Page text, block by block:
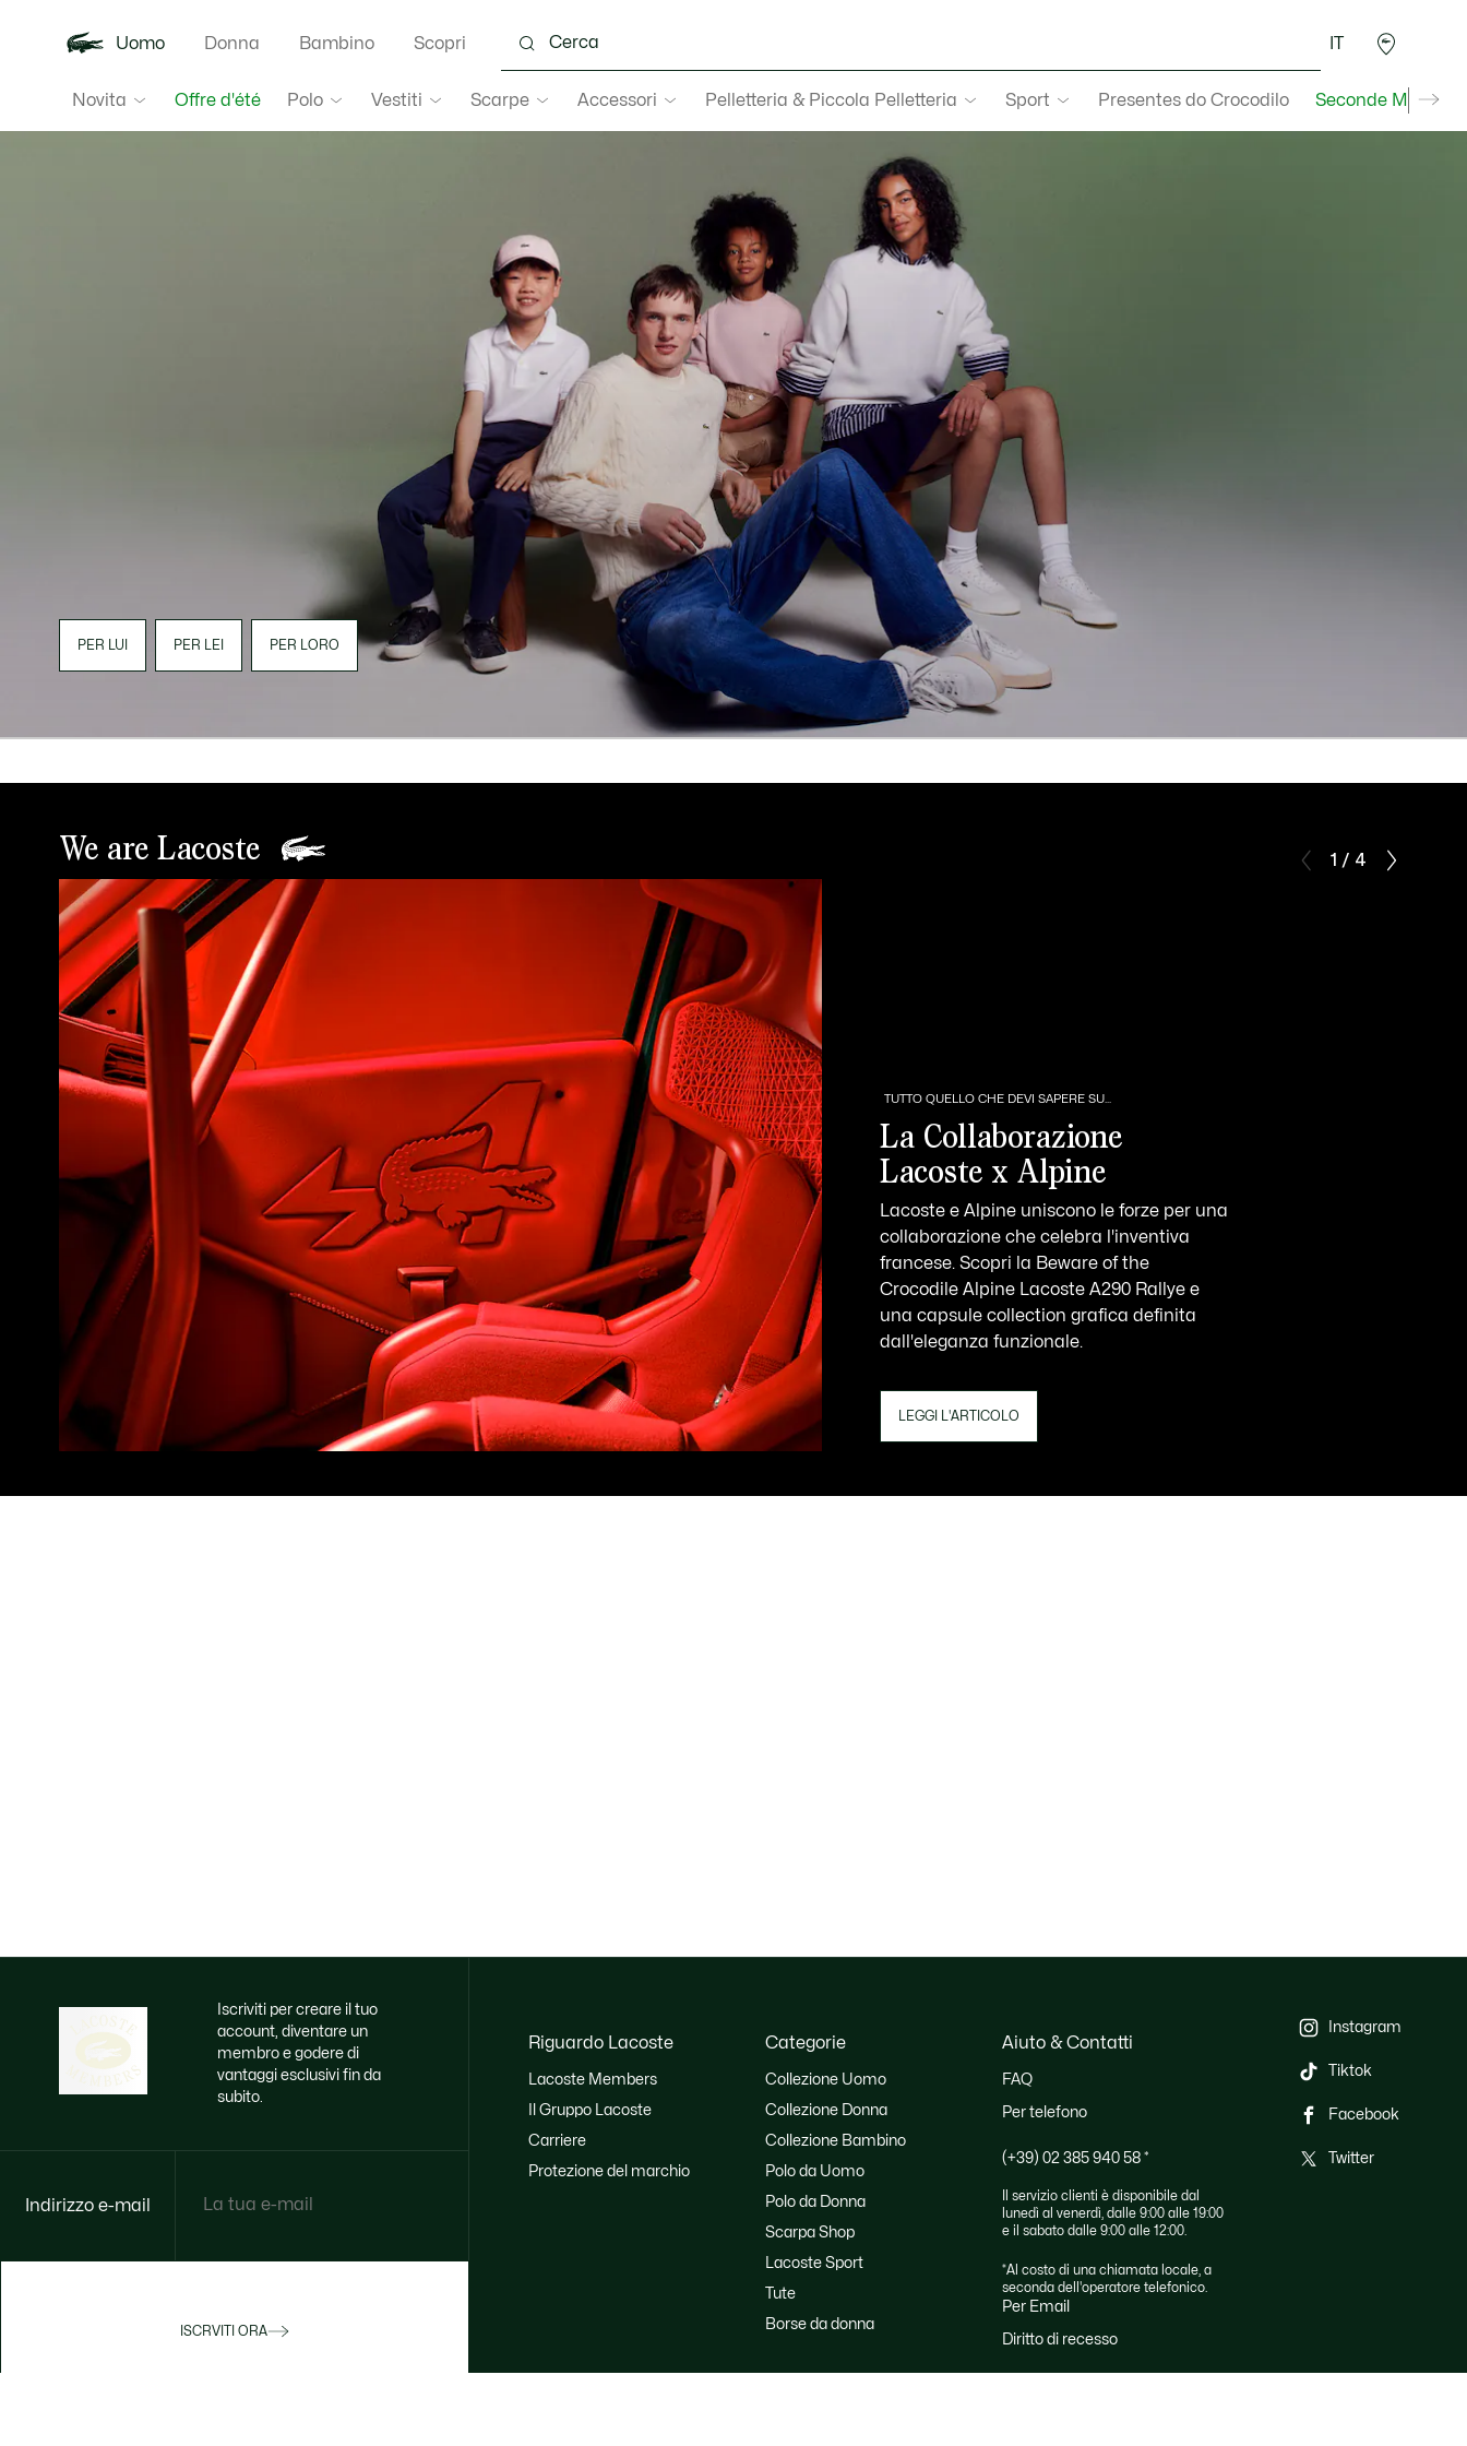
Uomo
Novita Offre d'été Polo Vestiti Scarpe Accessori Pelletteria & Piccola Pelletteria Sport Presentes do Crocodilo Seconde Main
Donna Bambino Scopri IT
PER LUI PER LEI PER LORO
1 / 4
We are Lacoste
TUTTO QUELLO CHE DEVI SAPERE SU...
La Collaborazione
Lacoste x Alpine
Lacoste e Alpine uniscono le forze per una
collaborazione che celebra l'inventiva
francese. Scopri la Beware of the
Crocodile Alpine Lacoste A290 Rallye e
una capsule collection grafica definita
dall'eleganza funzionale.
LEGGI L'ARTICOLO
Iscriviti per creare il tuo
account, diventare un
membro e godere di
vantaggi esclusivi fin da
subito.
Indirizzo e-mail
ISCRVITI ORA
Riguardo Lacoste
Lacoste Members
Il Gruppo Lacoste
Carriere
Protezione del marchio
Categorie
Collezione Uomo
Collezione Donna
Collezione Bambino
Polo da Uomo
Polo da Donna
Scarpa Shop
Lacoste Sport
Tute
Borse da donna
Aiuto & Contatti
FAQ
Per telefono
(+39) 02 385 940 58 *
Il servizio clienti è disponibile dal
lunedì al venerdì, dalle 9:00 alle 19:00
e il sabato dalle 9:00 alle 12:00.
*Al costo di una chiamata locale, a
seconda dell'operatore telefonico.
Per Email
Diritto di recesso
Instagram
Tiktok
Facebook
Twitter